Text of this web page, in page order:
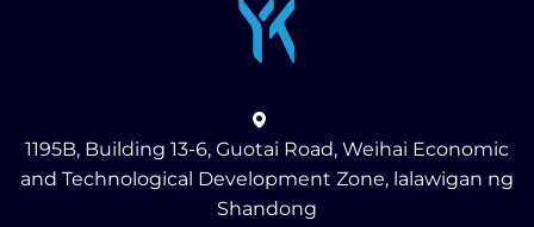
1195B, Building 13-6, Guotai Road, Weihai Economic
and Technological Development Zone, lalawigan ng
Shandong